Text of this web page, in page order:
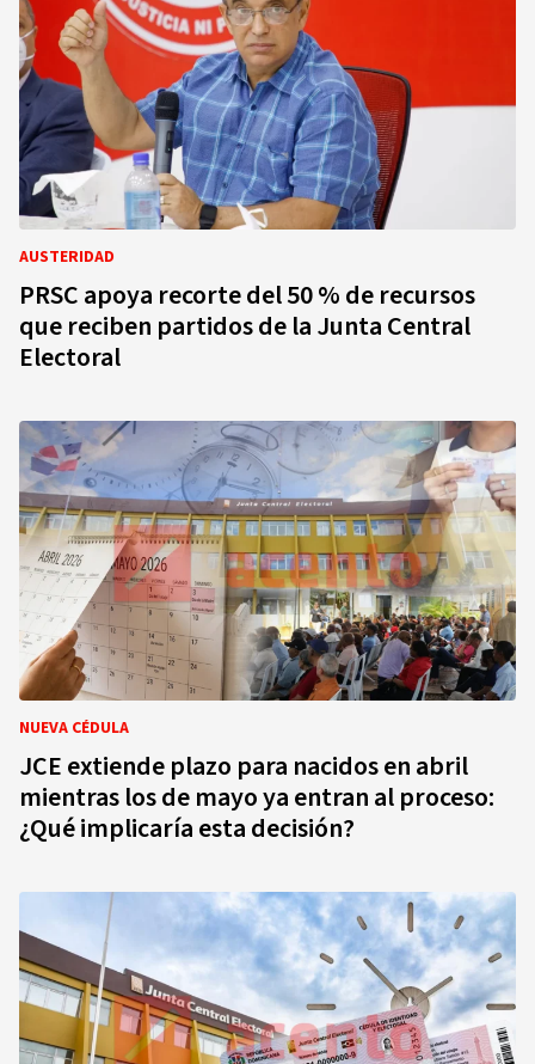
AUSTERIDAD
PRSC apoya recorte del 50 % de recursos
que reciben partidos de la Junta Central
Electoral
NUEVA CÉDULA
JCE extiende plazo para nacidos en abril
mientras los de mayo ya entran al proceso:
¿Qué implicaría esta decisión?